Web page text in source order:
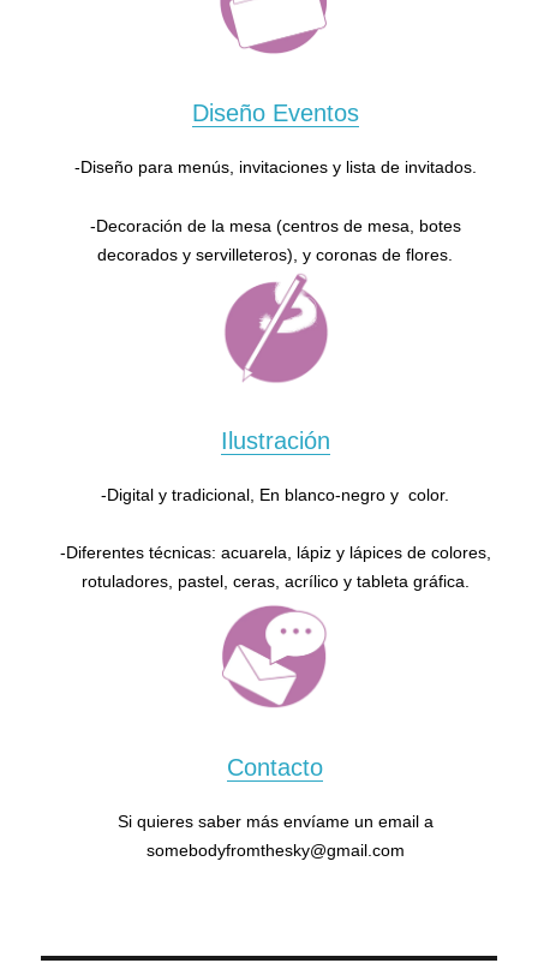
Diseño Eventos
-Diseño para menús, invitaciones y lista de invitados.
-Decoración de la mesa (centros de mesa, botes
decorados y servilleteros), y coronas de flores.
Ilustración
-Digital y tradicional, En blanco-negro y color.
-Diferentes técnicas: acuarela, lápiz y lápices de colores,
rotuladores, pastel, ceras, acrílico y tableta gráfica.
Contacto
Si quieres saber más envíame un email a
somebodyfromthesky@gmail.com